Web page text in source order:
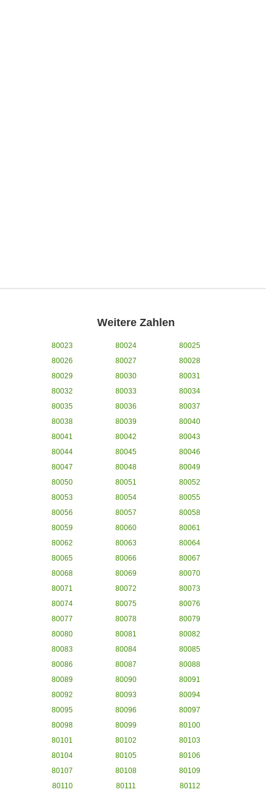
Weitere Zahlen
80023 80024
80025
80026
80027
80028
80029
80030
80031
80032
80033
80034
80035
80036
80037
80038
80039
80040
80041
80042
80043
80044
80045
80046
80047
80048
80049
80050
80051
80052
80053
80054
80055
80056
80057
80058
80059
80060
80061
80062
80063
80064
80065
80066
80067
80068
80069
80070
80071
80072
80073
80074
80075
80076
80077
80078
80079
80080
80081
80082
80083
80084
80085
80086
80087
80088
80089
80090
80091
80092
80093
80094
80095
80096
80097
80098
80099
80100
80101
80102
80103
80104
80105
80106
80107
80108
80109
80110
80111
80112